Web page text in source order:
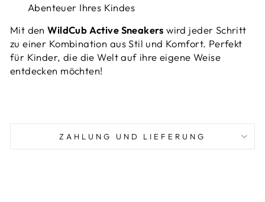
Abenteuer Ihres Kindes
Mit denWildCub Active Sneakers wird jeder Schritt
zu einer Kombination aus Stil und Komfort. Perfekt
für Kinder, die die Welt auf ihre eigene Weise
entdecken möchten!
ZAHLUNG UND LIEFERUNG